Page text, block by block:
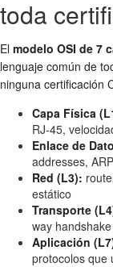
toda
El modelo OSI de 7
lenguaje común de
ninguna certificación
Capa Física
RJ-45,
Enlace de
addresses, ARP
Red (L3):
estático
Transporte
way handshake
Aplicación
protocolos que